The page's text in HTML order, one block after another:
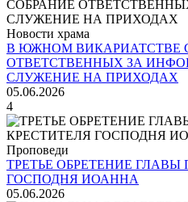
Новости храма
В ЮЖНОМ ВИКАРИАТСТВЕ
ОТВЕТСТВЕННЫХ ЗА
СЛУЖЕНИЕ НА ПРИХОДАХ
05.06.2026
4
Проповеди
ТРЕТЬЕ ОБРЕТЕНИЕ ГЛАВЫ
ГОСПОДНЯ ИОАННА
05.06.2026